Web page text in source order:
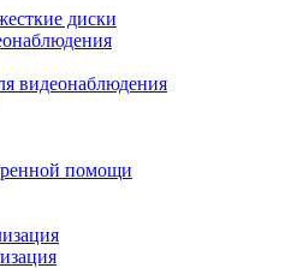
диски
видеонаблюдения
помощи